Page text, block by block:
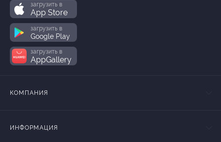
загрузить в
App Store
загрузить в
Google Play
загрузить в
AppGallery
КОМПАНИЯ
ИНФОРМАЦИЯ